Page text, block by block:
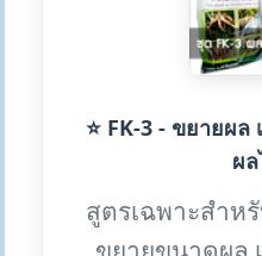
⭐ FK-3 - ขยายผ
ผ
สูตรเฉพาะสำห